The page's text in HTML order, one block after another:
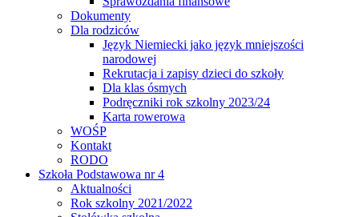
Dokumenty
Dla rodziców
Język Niemiecki jako język mniejszości
narodowej
Rekrutacja i zapisy dzieci do szkoły
Dla klas ósmych
Podręczniki rok szkolny 2023/24
Karta rowerowa
WOŚP
Kontakt
RODO
Szkoła Podstawowa nr 4
Aktualności
Rok szkolny 2021/2022